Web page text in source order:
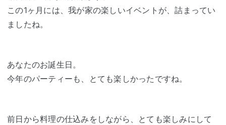
この1ヶ月には、我が家の楽しいイベントが、詰まってい
ましたね。
あなたのお誕生日。
今年のパーティーも、とても楽しかったですね。
前日から料理の仕込みをしながら、とても楽しみにして